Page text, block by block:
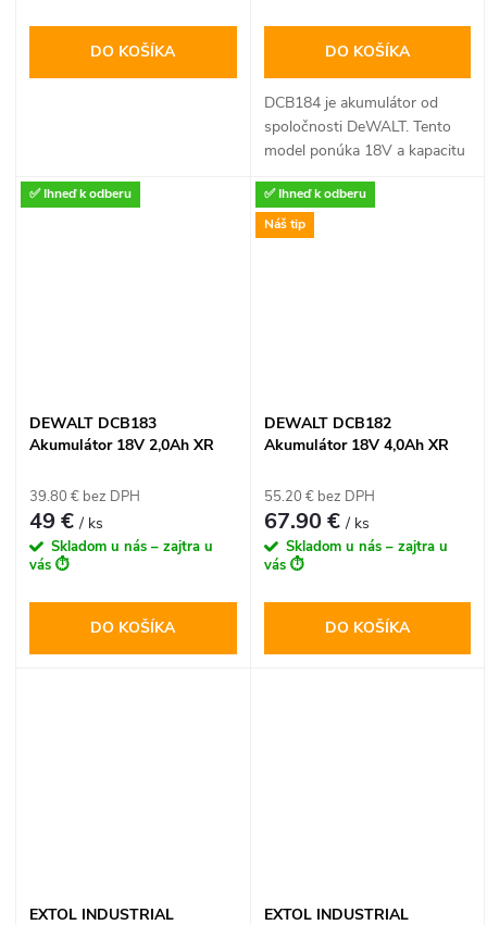
DO KOŠÍKA DO KOŠÍKA
DCB184 je akumulátor od
spoločnosti DeWALT. Tento
model ponúka 18V a kapacitu
dlhú výdrž a je vhodný na
náročné práce.
✅ Ihneď k odberu
DEWALT DCB183
Akumulátor 18V 2,0Ah XR
39.80 € bez DPH
49 €/ ks
Skladom u nás – zajtra u
vás ⏱️
DO KOŠÍKA
✅ Ihneď k odberu
Náš tip
DEWALT DCB182
Akumulátor 18V 4,0Ah XR
55.20 € bez DPH
67.90 €/ ks
Skladom u nás – zajtra u
vás ⏱️
DO KOŠÍKA
EXTOL INDUSTRIAL EXTOL INDUSTRIAL